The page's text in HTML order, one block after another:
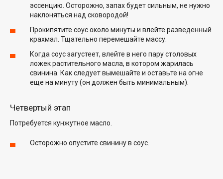
эссенцию. Осторожно, запах будет сильным, не нужно
наклоняться над сковородой!
Прокипятите соус около минуты и влейте разведенный
крахмал. Тщательно перемешайте массу.
Когда соус загустеет, влейте в него пару столовых
ложек растительного масла, в котором жарилась
свинина. Как следует вымешайте и оставьте на огне
еще на минуту (он должен быть минимальным).
Четвертый этап
Потребуется кунжутное масло.
Осторожно опустите свинину в соус.